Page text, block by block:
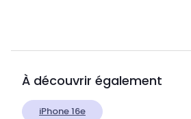
À découvrir également
iPhone 16e